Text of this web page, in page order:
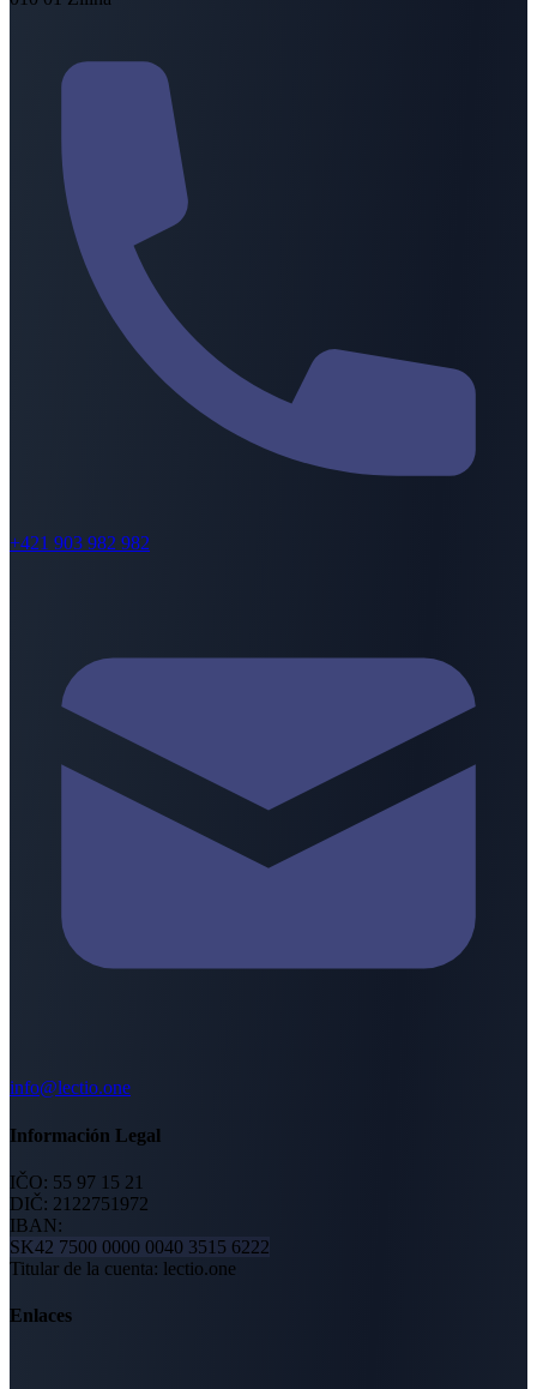
Condiciones de uso:
el uso del documento no está expresamente prohibido
el documento no será usado para un propósito que sea directa
o indirectamente comercial
los documentos serán usados exclusivamente para propósitos
informativos para necesidades personales y no serán copiados
o distribuidos de ninguna manera
el documento no será modificado de ninguna manera
el documento y cada copia contendrá información sobre el
titular de los derechos de autor
se indicará la fuente de donde se obtuvo el documento
Zakázané použitie:
El uso de documentos para cualquier otro propósito está
expresamente prohibido. Tal conducta es ilegal.
Cualquiera que use documentos ilegalmente está expuesto al riesgo
de enjuiciamiento penal y al riesgo de litigio civil.
La disposición y modificación de la aplicación así como los sitios
web está protegida por regulaciones y leyes relevantes sobre
cualquier propósito. Todos los documentos, información y
elementos gráficos se proporcionan sin garantía, en condición 'tal
como están'.
Zodpovednosť: En la máxima medida posible, no somos
responsables por daños u otros perjuicios que surgieron a terceros
por el uso de información en la aplicación o en sitios web.
La información publicada en la aplicación o en sitios web
puede contener imprecisiones técnicas y/o errores tipográficos.
cambiar los productos y/o servicios y/o programas descritos aquí.
Por lo tanto, la información cambia de vez en cuando.
+421 903 982 982
info@lectio.one
Información Legal
IČO: 55 97 15 21
DIČ: 2122751972
IBAN:
SK42 7500 0000 0040 3515 6222
Titular de la cuenta: lectio.one
Enlaces